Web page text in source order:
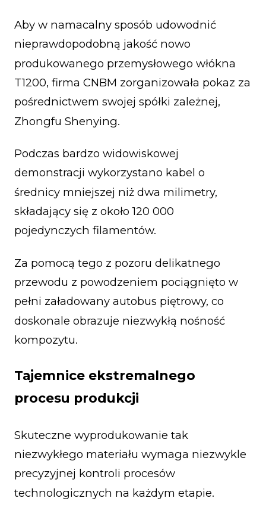
Aby w namacalny sposób udowodnić
nieprawdopodobną jakość nowo
produkowanego przemysłowego włókna
T1200, firma CNBM zorganizowała pokaz za
pośrednictwem swojej spółki zależnej,
Zhongfu Shenying.
Podczas bardzo widowiskowej
demonstracji wykorzystano kabel o
średnicy mniejszej niż dwa milimetry,
składający się z około 120 000
pojedynczych filamentów.
Za pomocą tego z pozoru delikatnego
przewodu z powodzeniem pociągnięto w
pełni załadowany autobus piętrowy, co
doskonale obrazuje niezwykłą nośność
kompozytu.
Tajemnice ekstremalnego
procesu produkcji
Skuteczne wyprodukowanie tak
niezwykłego materiału wymaga niezwykle
precyzyjnej kontroli procesów
technologicznych na każdym etapie.